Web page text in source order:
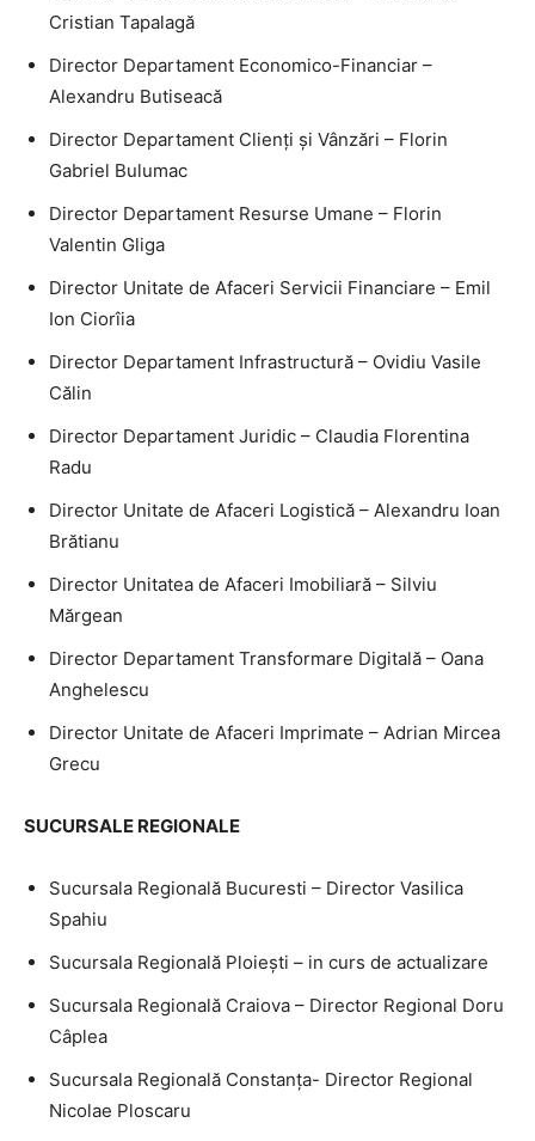
Cristian Tapalagă
Director Departament Economico-Financiar –
Alexandru Butiseacă
Director Departament Clienți și Vânzări – Florin
Gabriel Bulumac
Director Departament Resurse Umane – Florin
Valentin Gliga
Director Unitate de Afaceri Servicii Financiare – Emil
Ion Ciorîia
Director Departament Infrastructură – Ovidiu Vasile
Călin
Director Departament Juridic – Claudia Florentina
Radu
Director Unitate de Afaceri Logistică – Alexandru Ioan
Brătianu
Director Unitatea de Afaceri Imobiliară – Silviu
Mărgean
Director Departament Transformare Digitală – Oana
Anghelescu
Director Unitate de Afaceri Imprimate – Adrian Mircea
Grecu
SUCURSALE REGIONALE
Sucursala Regională Bucuresti – Director Vasilica
Spahiu
Sucursala Regională Ploieşti – in curs de actualizare
Sucursala Regională Craiova – Director Regional Doru
Câplea
Sucursala Regională Constanţa- Director Regional
Nicolae Ploscaru